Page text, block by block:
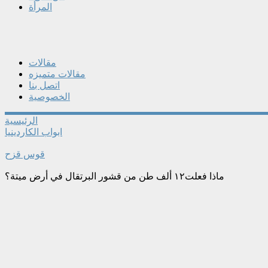
المرأة
مقالات
مقالات متميزه
اتصل بنا
الخصوصية
الرئيسية
ابواب الكاردينيا
قوس قزح
ماذا فعلت١٢ ألف طن من قشور البرتقال في أرض ميتة؟